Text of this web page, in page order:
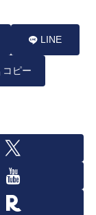
LINE
コピー